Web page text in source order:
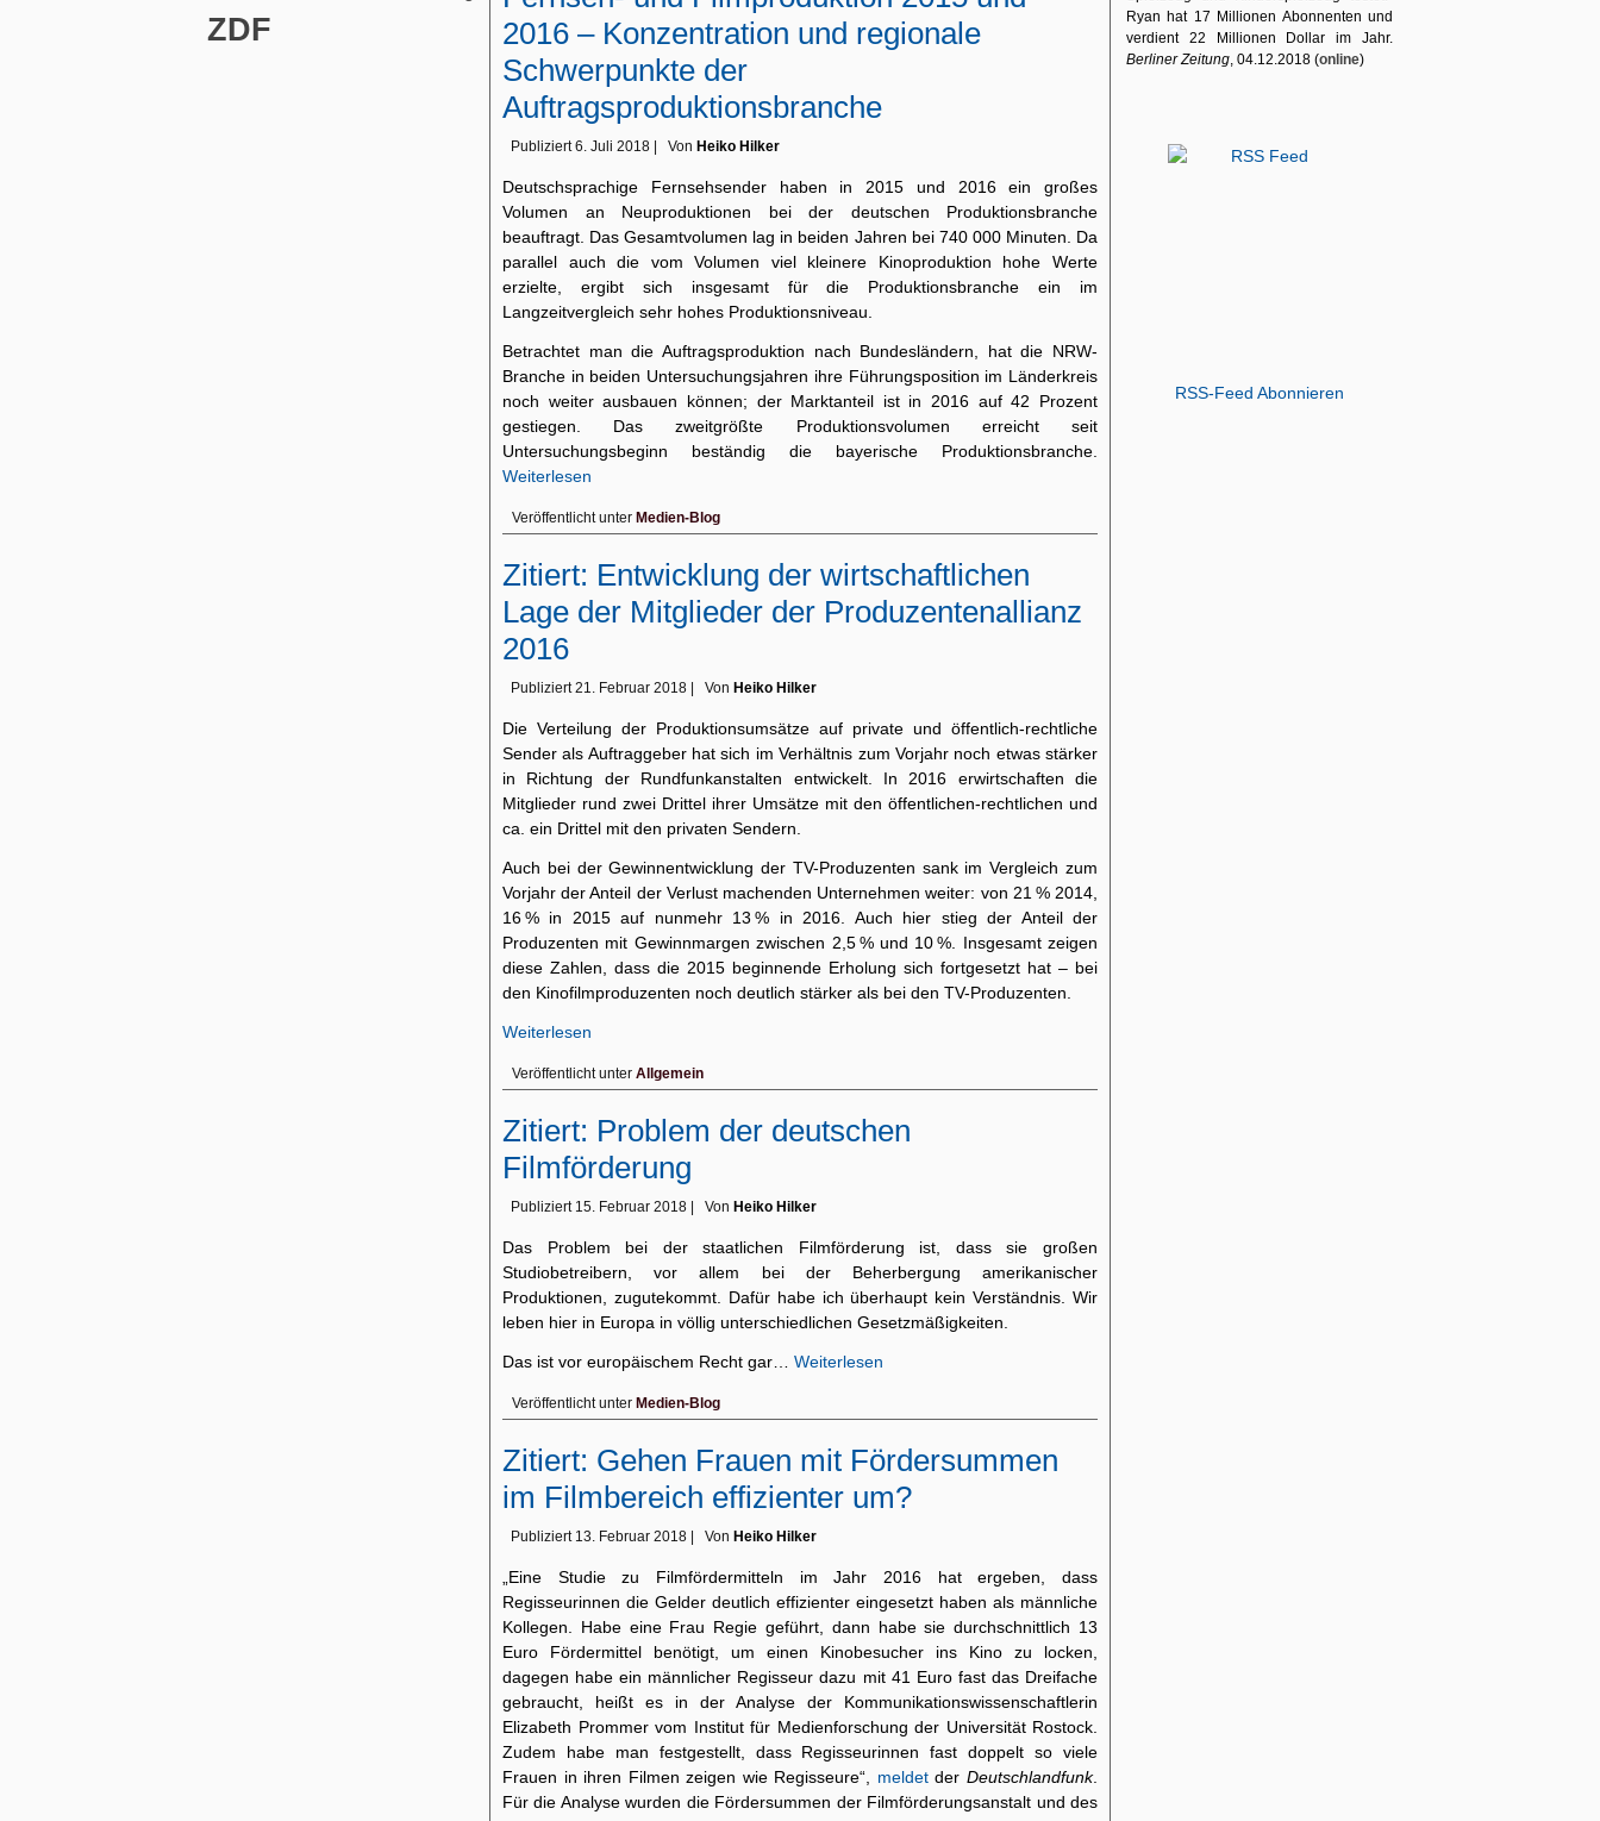
ZDF
2016 – Konzentration und regionale
Schwerpunkte der
Auftragsproduktionsbranche
Publiziert 6. Juli 2018 Von Heiko Hilker
Deutschsprachige Fernsehsender haben in 2015 und 2016 ein großes
Volumen an Neuproduktionen bei der deutschen Produktionsbranche
beauftragt. Das Gesamtvolumen lag in beiden Jahren bei 740 000 Minuten. Da
parallel auch die vom Volumen viel kleinere Kinoproduktion hohe Werte
erzielte, ergibt sich insgesamt für die Produktionsbranche ein im
Langzeitvergleich sehr hohes Produktionsniveau.
Betrachtet man die Auftragsproduktion nach Bundesländern, hat die NRW-
Branche in beiden Untersuchungsjahren ihre Führungsposition im Länderkreis
noch weiter ausbauen können; der Marktanteil ist in 2016 auf 42 Prozent
gestiegen. Das zweitgrößte Produktionsvolumen erreicht seit
Untersuchungsbeginn beständig die bayerische Produktionsbranche.
Weiterlesen
Veröffentlicht unter Medien-Blog
Zitiert: Entwicklung der wirtschaftlichen
Lage der Mitglieder der Produzentenallianz
2016
Publiziert 21. Februar 2018 Von Heiko Hilker
Die Verteilung der Produktionsumsätze auf private und öffentlich-rechtliche
Sender als Auftraggeber hat sich im Verhältnis zum Vorjahr noch etwas stärker
in Richtung der Rundfunkanstalten entwickelt. In 2016 erwirtschaften die
Mitglieder rund zwei Drittel ihrer Umsätze mit den öffentlichen-rechtlichen und
ca. ein Drittel mit den privaten Sendern.
Auch bei der Gewinnentwicklung der TV-Produzenten sank im Vergleich zum
Vorjahr der Anteil der Verlust machenden Unternehmen weiter: von 21 % 2014,
16 % in 2015 auf nunmehr 13 % in 2016. Auch hier stieg der Anteil der
Produzenten mit Gewinnmargen zwischen 2,5 % und 10 %. Insgesamt zeigen
diese Zahlen, dass die 2015 beginnende Erholung sich fortgesetzt hat – bei
den Kinofilmproduzenten noch deutlich stärker als bei den TV-Produzenten.
Weiterlesen
Veröffentlicht unter Allgemein
Zitiert: Problem der deutschen
Filmförderung
Publiziert 15. Februar 2018 Von Heiko Hilker
Das Problem bei der staatlichen Filmförderung ist, dass sie großen
Studiobetreibern, vor allem bei der Beherbergung amerikanischer
Produktionen, zugutekommt. Dafür habe ich überhaupt kein Verständnis. Wir
leben hier in Europa in völlig unterschiedlichen Gesetzmäßigkeiten.
Das ist vor europäischem Recht gar… Weiterlesen
Veröffentlicht unter Medien-Blog
Zitiert: Gehen Frauen mit Fördersummen
im Filmbereich effizienter um?
Publiziert 13. Februar 2018 Von Heiko Hilker
„Eine Studie zu Filmfördermitteln im Jahr 2016 hat ergeben, dass
Regisseurinnen die Gelder deutlich effizienter eingesetzt haben als männliche
Kollegen. Habe eine Frau Regie geführt, dann habe sie durchschnittlich 13
Euro Fördermittel benötigt, um einen Kinobesucher ins Kino zu locken,
dagegen habe ein männlicher Regisseur dazu mit 41 Euro fast das Dreifache
gebraucht, heißt es in der Analyse der Kommunikationswissenschaftlerin
Elizabeth Prommer vom Institut für Medienforschung der Universität Rostock.
Zudem habe man festgestellt, dass Regisseurinnen fast doppelt so viele
Frauen in ihren Filmen zeigen wie Regisseure“, meldetderDeutschlandfunk.
Für die Analyse wurden die Fördersummen der Filmförderungsanstalt und des
Ryan hat 17 Millionen Abonnenten und
verdient 22 Millionen Dollar im Jahr.
Berliner Zeitung, 04.12.2018 (online)
RSS-Feed Abonnieren